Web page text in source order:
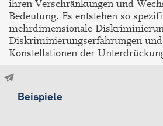
ihren Verschränkungen und
Bedeutung. Es entstehen so
mehrdimensionale
Diskriminierungserfahrungen
Konstellationen der
Beispiele